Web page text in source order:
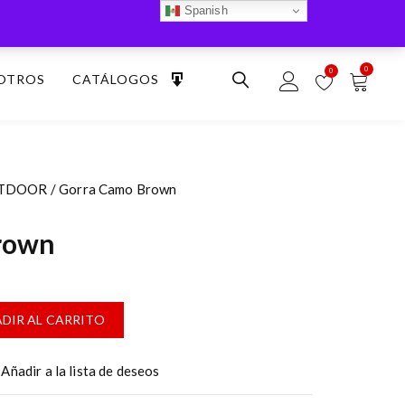
CATÁLOGOS
0 0
/ Gorra Camo Brown
AL CARRITO
Añadir a la lista de deseos
Spanish